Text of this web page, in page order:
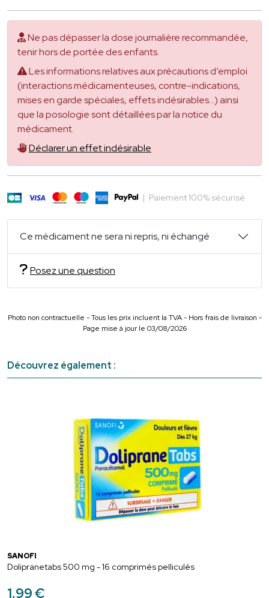
Ne pas dépasser la dose journalière recommandée,
tenir hors de portée des enfants.
Les informations relatives aux précautions d’emploi
(interactions médicamenteuses, contre-indications,
mises en garde spéciales, effets indésirables...) ainsi
que la posologie sont détaillées par la notice du
médicament.
Déclarer un effet indésirable
| Paiement 100% sécurisé
Ce médicament ne sera ni repris, ni échangé
Posez une question
Photo non contractuelle - Tous les prix incluent la TVA - Hors frais de livraison -
Page mise à jour le 03/08/2026
Découvrez également :
SANOFI
Dolipranetabs 500 mg - 16 comprimés pelliculés
1,99€